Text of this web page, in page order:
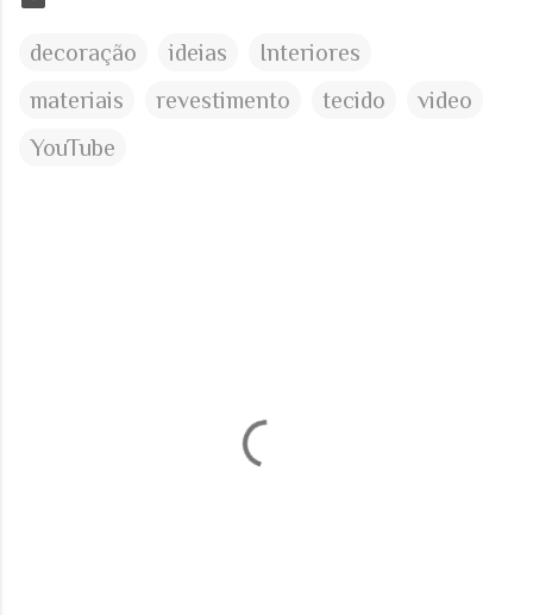
decoração ideias
Interiores
materiais
revestimento tecido
video
YouTube